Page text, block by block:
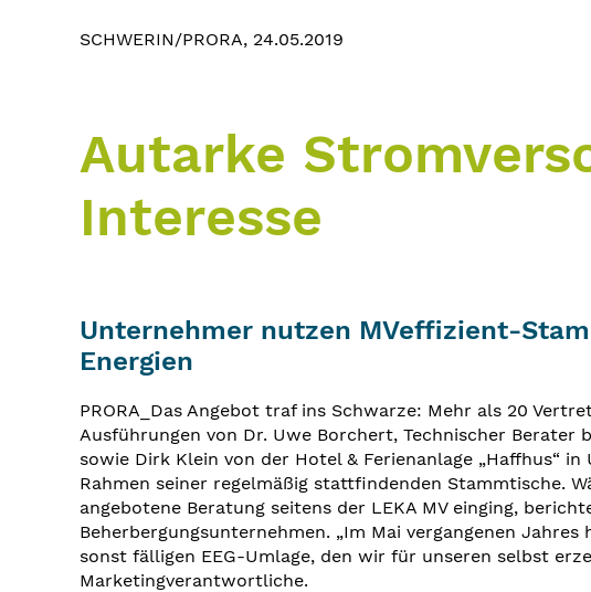
SCHWERIN/PRORA, 24.05.2019
Autarke
Interesse
Unternehmer nutzen MVeffizient-
Energien
PRORA_Das Angebot traf ins Schwarze: Mehr als 20
Ausführungen von Dr. Uwe Borchert, Technischer
sowie Dirk Klein von der Hotel & Ferienanlage „Haffhus“
Rahmen seiner regelmäßig stattfindenden Stammtische.
angebotene Beratung seitens der LEKA MV einging,
Beherbergungsunternehmen. „Im Mai vergangenen
sonst fälligen EEG-Umlage, den wir für unseren selbst
Marketingverantwortliche.